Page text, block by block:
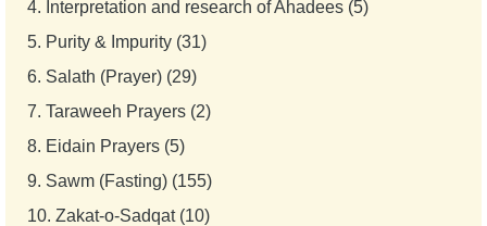
4. Interpretation and research of Ahadees (5)
5. Purity & Impurity (31)
6. Salath (Prayer) (29)
7. Taraweeh Prayers (2)
8. Eidain Prayers (5)
9. Sawm (Fasting) (155)
10. Zakat-o-Sadqat (10)